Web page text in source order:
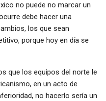
no puede no marcar un
debe hacer una
los que sean
porque hoy en día se
que los equipos del norte le
en un acto de
no hacerlo sería un